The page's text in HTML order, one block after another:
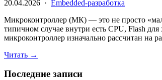
20.04.2026 · Embedded-разработка
Микроконтроллер (МК) — это не просто
типичном случае внутри есть CPU, Flash
микроконтроллер изначально рассчитан на
Читать →
Последние записи